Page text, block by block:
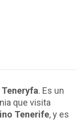
. Es un
que visita
Tenerife, y es